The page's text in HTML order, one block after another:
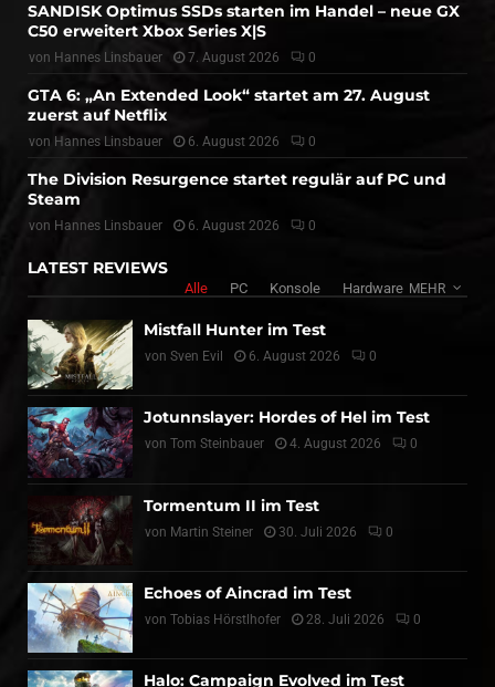
SANDISK Optimus SSDs starten im Handel – neue GX
C50 erweitert Xbox Series X|S
von Hannes Linsbauer 7. August 2026 0
GTA 6: „An Extended Look“ startet am 27. August
zuerst auf Netflix
von Hannes Linsbauer 6. August 2026 0
The Division Resurgence startet regulär auf PC und
Steam
von Hannes Linsbauer 6. August 2026 0
LATEST REVIEWS
Alle PC Konsole Hardware MEHR
Mistfall Hunter im Test
von Sven Evil 6. August 2026 0
Jotunnslayer: Hordes of Hel im Test
von Tom Steinbauer 4. August 2026 0
Tormentum II im Test
von Martin Steiner 30. Juli 2026 0
Echoes of Aincrad im Test
von Tobias Hörstlhofer 28. Juli 2026 0
Halo: Campaign Evolved im Test